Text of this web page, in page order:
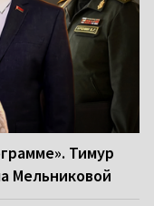
Тимур
Мельниковой